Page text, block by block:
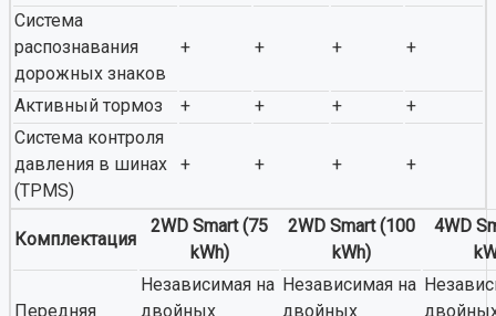
Система
распознавания
дорожных знаков
+ + + +
Активный тормоз + + +
+
Система контроля
давления в шинах
(TPMS)
+ + + +
Комплектация
2WD Smart (75
kWh)
2WD Smart (100
kWh)
4WD
Передняя
Независимая на
двойных
Независимая на
двойных